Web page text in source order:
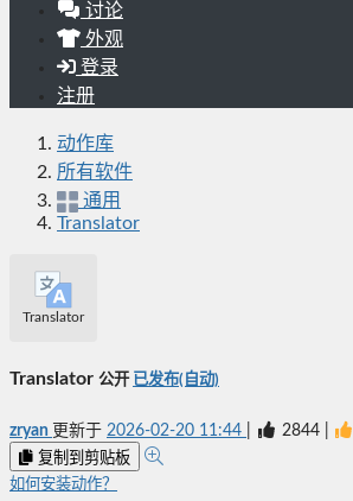
讨论
外观
登录
注册
动作库
所有软件
通用
Translator
Translator
Translator 公开 已发布(自动)
zryan 更新于 2026-02-20 11:44 2844
复制到剪贴板
如何安装动作？